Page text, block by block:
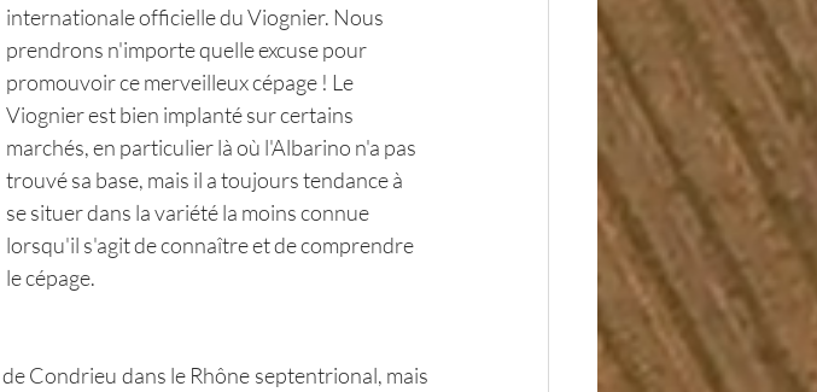
internationale officielle du Viognier. Nous
prendrons n'importe quelle excuse pour
promouvoir ce merveilleux cépage ! Le
Viognier est bien implanté sur certains
marchés, en particulier là où l'Albarino n'a pas
trouvé sa base, mais il a toujours tendance à
se situer dans la variété la moins connue
lorsqu'il s'agit de connaître et de comprendre
le cépage.
Condrieu dans le Rhône septentrional, mais